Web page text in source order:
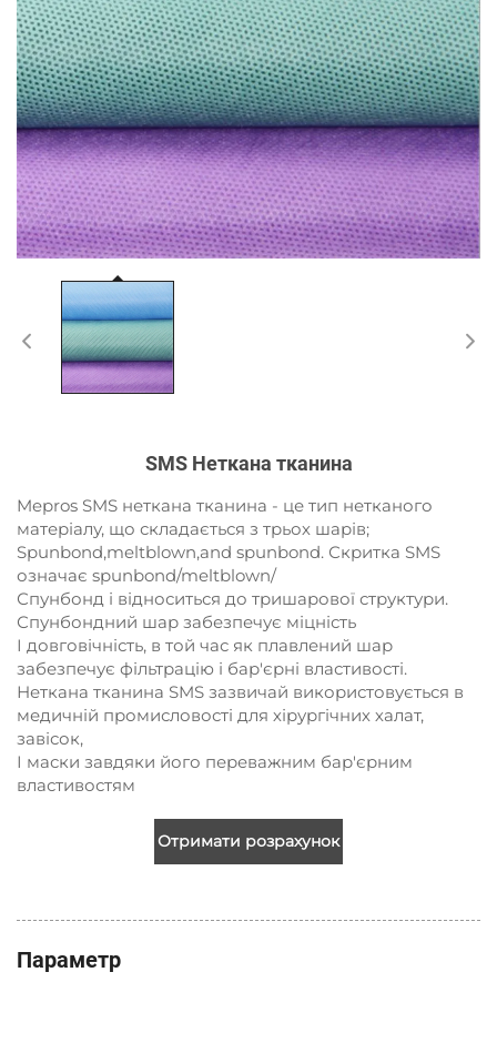
SMS Неткана тканина
Mepros SMS неткана тканина - це тип нетканого
матеріалу, що складається з трьох шарів;
Spunbond,meltblown,and spunbond. Скритка SMS
означає spunbond/meltblown/
Спунбонд і відноситься до тришарової структури.
Спунбондний шар забезпечує міцність
І довговічність, в той час як плавлений шар
забезпечує фільтрацію і бар'єрні властивості.
Неткана тканина SMS зазвичай використовується в
медичній промисловості для хірургічних халат,
завісок,
І маски завдяки його переважним бар'єрним
властивостям
Отримати розрахунок
Параметр